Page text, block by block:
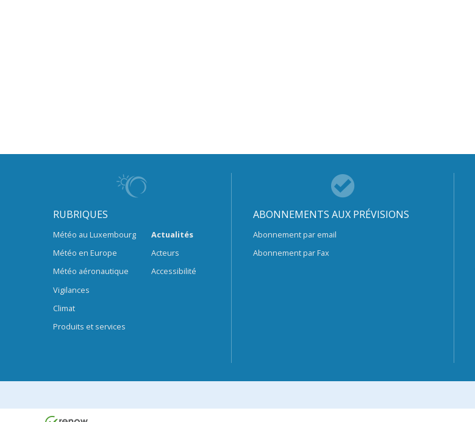
RUBRIQUES
Météo au Luxembourg
Météo en Europe
Météo aéronautique
Vigilances
Climat
Produits et services
Actualités
Acteurs
Accessibilité
ABONNEMENTS AUX PRÉVISIONS
Abonnement par email
Abonnement par Fax